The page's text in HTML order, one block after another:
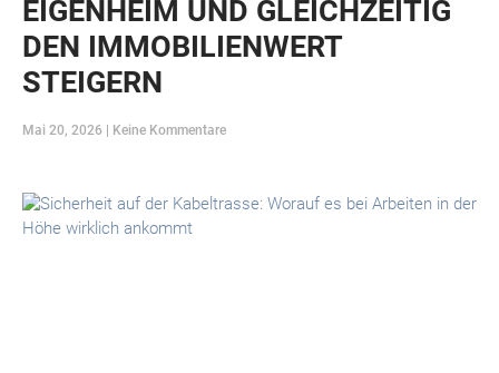
EIGENHEIM UND GLEICHZEITIG
DEN IMMOBILIENWERT
STEIGERN
Mai 20, 2026 Keine Kommentare